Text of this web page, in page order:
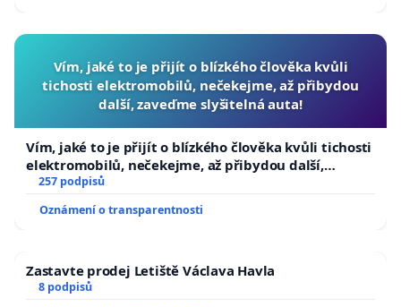
Vím, jaké to je přijít o blízkého člověka kvůli
tichosti elektromobilů, nečekejme, až přibydou
další, zaveďme slyšitelná auta!
Vím, jaké to je přijít o blízkého člověka kvůli tichosti
elektromobilů, nečekejme, až přibydou další,
zaveďme slyšitelná auta!
257 podpisů
Oznámení o transparentnosti
Zastavte prodej Letiště Václava Havla
8 podpisů